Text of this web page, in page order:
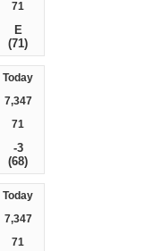
71
E
(71)
Today
7,347
71
-3
(68)
Today
7,347
71